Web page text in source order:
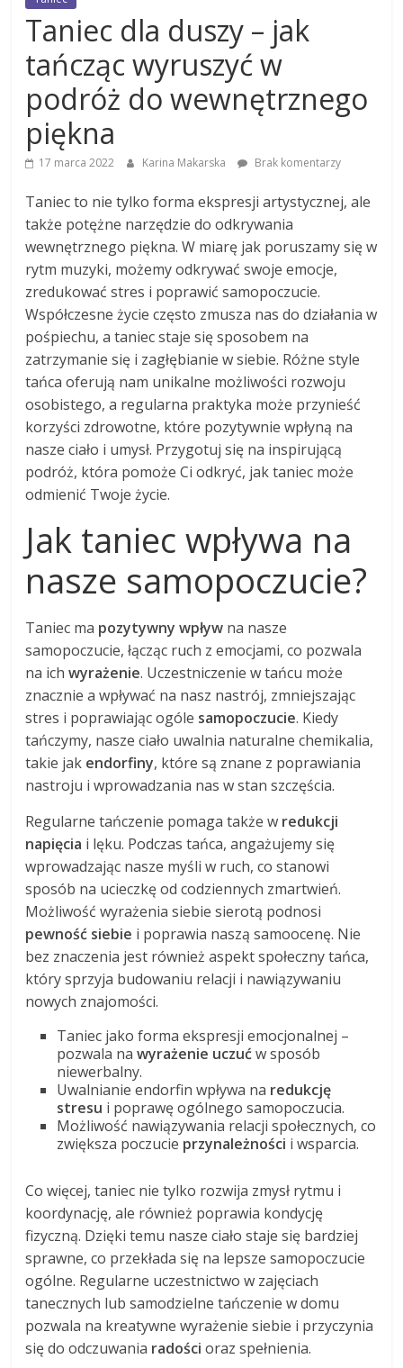
Taniec dla duszy – jak
tańcząc wyruszyć w
podróż do wewnętrznego
piękna
17 marca 2022 Karina Makarska Brak komentarzy
Taniec to nie tylko forma ekspresji artystycznej, ale
także potężne narzędzie do odkrywania
wewnętrznego piękna. W miarę jak poruszamy się w
rytm muzyki, możemy odkrywać swoje emocje,
zredukować stres i poprawić samopoczucie.
Współczesne życie często zmusza nas do działania w
pośpiechu, a taniec staje się sposobem na
zatrzymanie się i zagłębianie w siebie. Różne style
tańca oferują nam unikalne możliwości rozwoju
osobistego, a regularna praktyka może przynieść
korzyści zdrowotne, które pozytywnie wpłyną na
nasze ciało i umysł. Przygotuj się na inspirującą
podróż, która pomoże Ci odkryć, jak taniec może
odmienić Twoje życie.
Jak taniec wpływa na
nasze samopoczucie?
Taniec ma pozytywny wpływ na nasze
samopoczucie, łącząc ruch z emocjami, co pozwala
na ichwyrażenie. Uczestniczenie w tańcu może
znacznie a wpływać na nasz nastrój, zmniejszając
stres i poprawiając ogóle samopoczucie. Kiedy
tańczymy, nasze ciało uwalnia naturalne chemikalia,
takie jak endorfiny, które są znane z poprawiania
nastroju i wprowadzania nas w stan szczęścia.
Regularne tańczenie pomaga także w redukcji
napięcia i lęku. Podczas tańca, angażujemy się
wprowadzając nasze myśli w ruch, co stanowi
sposób na ucieczkę od codziennych zmartwień.
Możliwość wyrażenia siebie sierotą podnosi
pewność siebie i poprawia naszą samoocenę. Nie
bez znaczenia jest również aspekt społeczny tańca,
który sprzyja budowaniu relacji i nawiązywaniu
nowych znajomości.
Taniec jako forma ekspresji emocjonalnej –
pozwala nawyrażenie uczućw sposób
niewerbalny.
Uwalnianie endorfin wpływa na redukcję
stresu i poprawę ogólnego samopoczucia.
Możliwość nawiązywania relacji społecznych, co
zwiększa poczucie przynależności i wsparcia.
Co więcej, taniec nie tylko rozwija zmysł rytmu i
koordynację, ale również poprawia kondycję
fizyczną. Dzięki temu nasze ciało staje się bardziej
sprawne, co przekłada się na lepsze samopoczucie
ogólne. Regularne uczestnictwo w zajęciach
tanecznych lub samodzielne tańczenie w domu
pozwala na kreatywne wyrażenie siebie i przyczynia
się do odczuwania radości oraz spełnienia.